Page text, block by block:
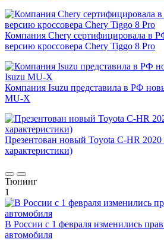
Компания Chery сертифицировала в
версию кроссовера Chery Tiggo 8 Pro
Компания Isuzu представила в РФ
MU-X
Презентован новый Toyota C-HR 2020
характеристики)
Тюнинг
1
В России с 1 февраля изменились
автомобиля